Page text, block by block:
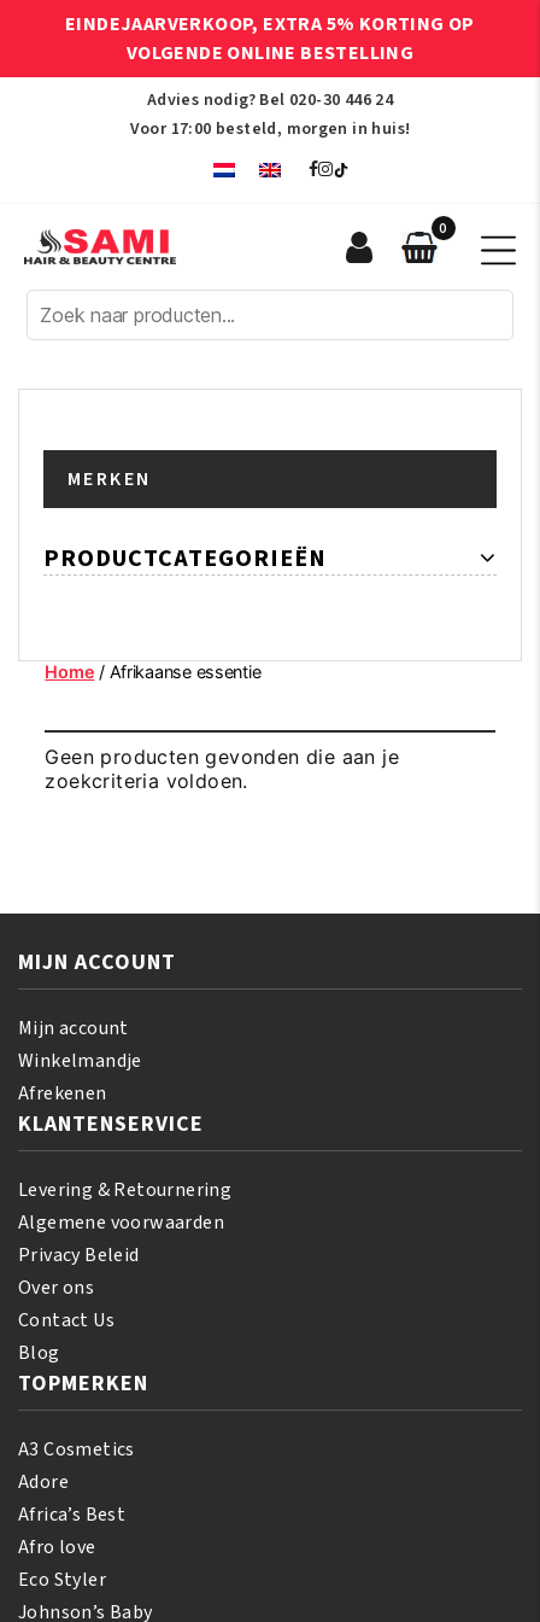
EINDEJAARVERKOOP, EXTRA 5% KORTING OP
VOLGENDE ONLINE BESTELLING
Advies nodig? Bel 020-30 446 24
Voor 17:00 besteld, morgen in huis!
Afro
Hair
Beauty
0
MERKEN
PRODUCTCATEGORIEËN
Home / Afrikaanse essentie
Geen producten gevonden die aan je
zoekcriteria voldoen.
MIJN ACCOUNT
Mijn account
Winkelmandje
Afrekenen
KLANTENSERVICE
Levering & Retournering
Algemene voorwaarden
Privacy Beleid
Over ons
Contact Us
Blog
TOPMERKEN
A3 Cosmetics
Adore
Africa’s Best
Afro love
Eco Styler
Johnson’s Baby